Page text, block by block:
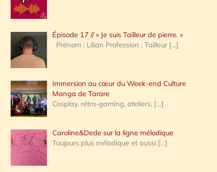
r
c
h
e
:
Épisode 17 // « Je suis Tailleur de pierre. »
Prénom : Lilian Profession : Tailleur […]
Immersion au cœur du Week-end Culture
Manga de Tarare
Cosplay, rétro-gaming, ateliers, […]
Caroline&Dede sur la ligne mélodique
Toujours plus mélodique et aussi […]